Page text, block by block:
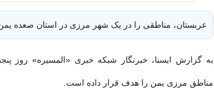
عربستان، مناطقی را در یک شهر مرزی در استان صعده یمن
به گزارش ایسنا، خبرنگار شبکه خبری «المسیره» روز
مناطق مرزی یمن را هدف قرار داده است.